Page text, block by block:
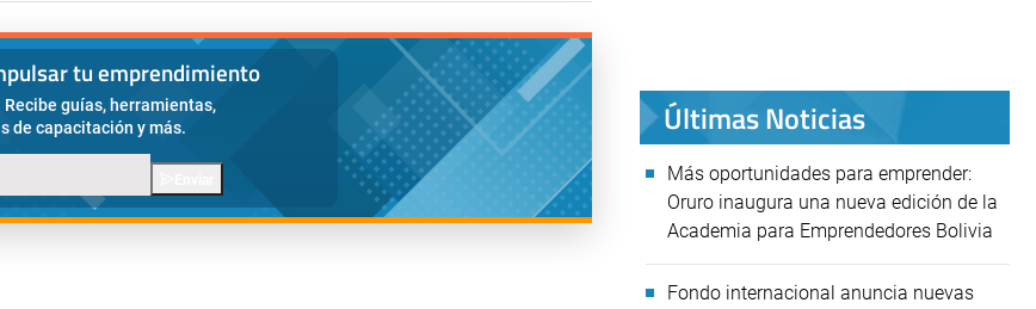
tu emprendimiento
guías, herramientas,
de capacitación y más.
Últimas Noticias
Más oportunidades para emprender:
Oruro inaugura una nueva edición de la
Academia para Emprendedores Bolivia
Fondo internacional anuncia nuevas